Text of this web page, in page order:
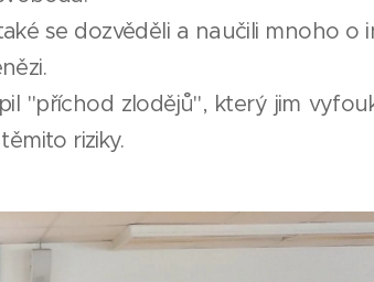
se dozvěděli a naučili mnoho o
"příchod zlodějů", který jim
riziky.